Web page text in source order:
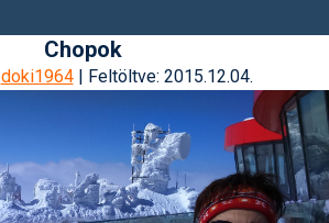
Chopok
doki1964| Feltöltve: 2015.12.04.